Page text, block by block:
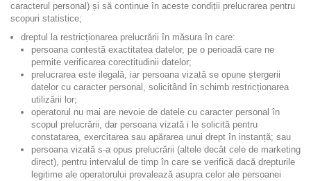
caracterul personal) și să continue în aceste condiții prelucrarea pentru
scopuri statistice;
dreptul la restricționarea prelucrării în măsura în care:
persoana contestă exactitatea datelor, pe o perioadă care ne
permite verificarea corectitudinii datelor;
prelucrarea este ilegală, iar persoana vizată se opune ștergerii
datelor cu caracter personal, solicitând în schimb restricționarea
utilizării lor;
operatorul nu mai are nevoie de datele cu caracter personal în
scopul prelucrării, dar persoana vizată i le solicită pentru
constatarea, exercitarea sau apărarea unui drept în instanță; sau
persoana vizată s-a opus prelucrării (altele decât cele de marketing
direct), pentru intervalul de timp în care se verifică dacă drepturile
legitime ale operatorului prevalează asupra celor ale persoanei